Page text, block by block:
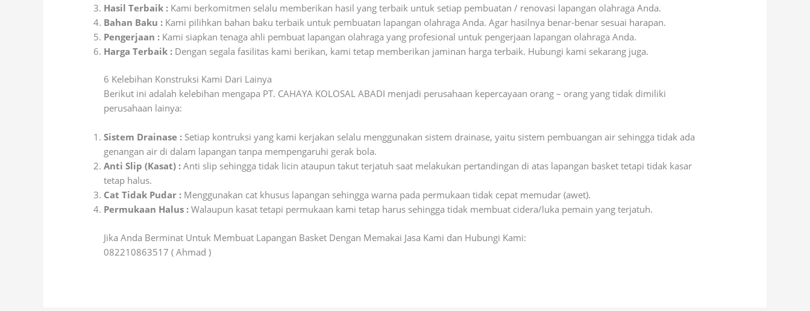
Hasil Terbaik : Kami berkomitmen selalu memberikan hasil yang terbaik untuk setiap pembuatan / renovasi lapangan olahraga Anda.
Bahan Baku : Kami pilihkan bahan baku terbaik untuk pembuatan lapangan olahraga Anda. Agar hasilnya benar-benar sesuai harapan.
Pengerjaan : Kami siapkan tenaga ahli pembuat lapangan olahraga yang profesional untuk pengerjaan lapangan olahraga Anda.
Harga Terbaik : Dengan segala fasilitas kami berikan, kami tetap memberikan jaminan harga terbaik. Hubungi kami sekarang juga.
6 Kelebihan Konstruksi Kami Dari Lainya
Berikut ini adalah kelebihan mengapa PT. CAHAYA KOLOSAL ABADI menjadi perusahaan kepercayaan orang – orang yang tidak dimiliki
perusahaan lainya:
Sistem Drainase : Setiap kontruksi yang kami kerjakan selalu menggunakan sistem drainase, yaitu sistem pembuangan air sehingga tidak ada
genangan air di dalam lapangan tanpa mempengaruhi gerak bola.
Anti Slip (Kasat) : Anti slip sehingga tidak licin ataupun takut terjatuh saat melakukan pertandingan di atas lapangan basket tetapi tidak kasar
tetap halus.
Cat Tidak Pudar : Menggunakan cat khusus lapangan sehingga warna pada permukaan tidak cepat memudar (awet).
Permukaan Halus : Walaupun kasat tetapi permukaan kami tetap harus sehingga tidak membuat cidera/luka pemain yang terjatuh.
Jika Anda Berminat Untuk Membuat Lapangan Basket Dengan Memakai Jasa Kami dan Hubungi Kami:
082210863517 ( Ahmad )